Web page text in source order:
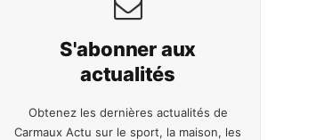
S'abonner aux
actualités
Obtenez les dernières actualités de
Carmaux Actu sur le sport, la maison, les